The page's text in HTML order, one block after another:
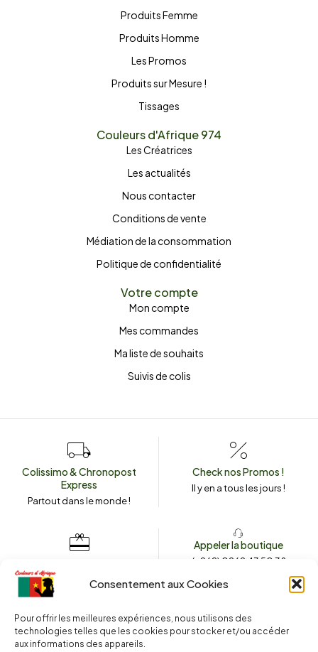
Consentement aux Cookies
Pour offrir les meilleures expériences, nous utilisons des
technologies telles que les cookies pour stocker et/ou accéder
aux informations des appareils.
Produits Femme
Produits Homme
Les Promos
Produits sur Mesure !
Tissages
Couleurs d'Afrique 974
Les Créatrices
Les actualités
Nous contacter
Conditions de vente
Médiation de la consommation
Politique de confidentialité
Votre compte
Mon compte
Mes commandes
Ma liste de souhaits
Suivis de colis
Colissimo & Chronopost
Express
Partout dans le monde !
Check nos Promos !
Il y en a tous les jours !
couleursdafrique974.com
Appeler la boutique
(+262) 0262 43 50 38
2025 © Copyright Couleurs d’Afrique 974 . Tous droits réservés.